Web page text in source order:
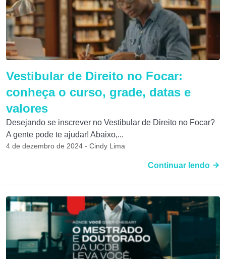
Vestibular de Direito no Focar:
conheça o curso, grade, datas e
valores
Desejando se inscrever no Vestibular de Direito no Focar?
A gente pode te ajudar! Abaixo,...
4 de dezembro de 2024 - Cindy Lima
Continuar lendo